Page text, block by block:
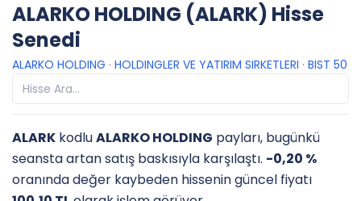
ALARKO HOLDING (ALARK) Hisse
Senedi
ALARKO HOLDING · HOLDINGLER VE YATIRIM SIRKETLERI · BIST 50
ALARK kodluALARKO HOLDING payları, bugünkü
seansta artan satış baskısıyla karşılaştı. -0,20 %
oranında değer kaybeden hissenin güncel fiyatı